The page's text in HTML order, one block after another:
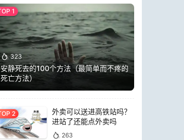
323
安静死去的100个方法（最简单而不疼的
死亡方法）
外卖可以送进高铁站吗？
进站了还能点外卖吗
263